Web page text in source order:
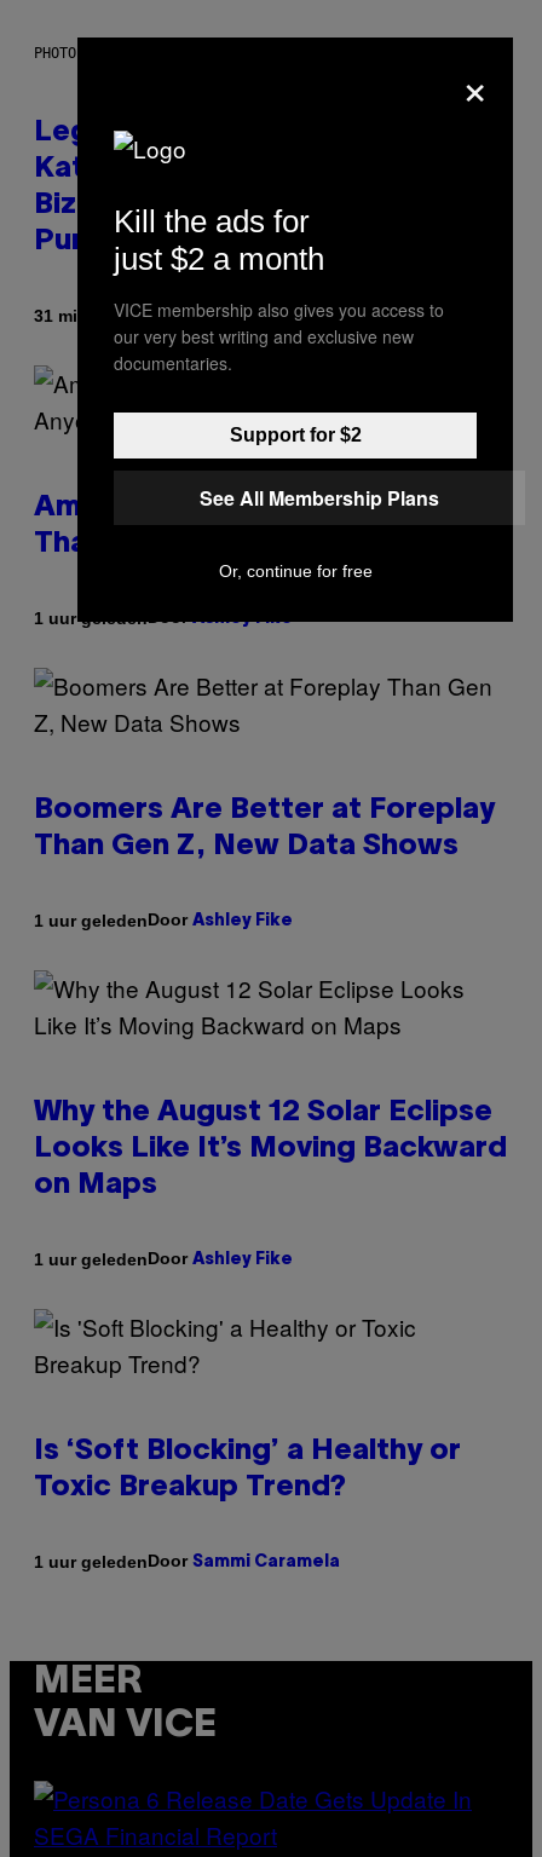
PHOTO BY DIMITRIOS KAMBOURIS/WIREIMAGE
Legendary Music Manager Peter
Katsis, Who Worked With Limp
Bizkit and The Smashing
Pumpkins, Has Died
31 minuten geledenDoor Stephen Andrew Galiher
Americans Watch Porn Longer
Than Anyone Else, Survey Finds
1 uur geledenDoorAshley Fike
Boomers Are Better at Foreplay
Than Gen Z, New Data Shows
1 uur geledenDoor Ashley Fike
Why the August 12 Solar Eclipse
Looks Like It’s Moving Backward
on Maps
1 uur geledenDoor Ashley Fike
Is ‘Soft Blocking’ a Healthy or
Toxic Breakup Trend?
1 uur geledenDoor Sammi Caramela
MEER
VAN VICE
×
Kill the ads for
just $2 a month
VICE membership also gives you access to
our very best writing and exclusive new
documentaries.
Support for $2
See All Membership Plans
Or, continue for free